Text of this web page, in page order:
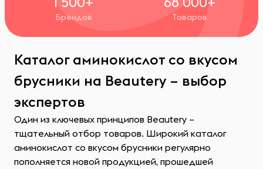
Брендов Товаров
Каталог аминокислот со вкусом
брусники на Beautery – выбор
экспертов
Один из ключевых принципов Beautery –
тщательный отбор товаров. Широкий каталог
аминокислот со вкусом брусники регулярно
пополняется новой продукцией, прошедшей